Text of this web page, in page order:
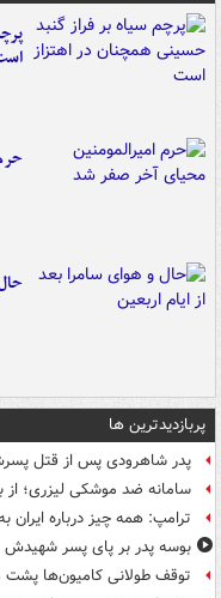
پربازدیدترین ها
پدر شاهرودی پس از قتل
سامانه ضد موشکی لیزری؛ از
ترامپ: همه چیز درباره
بوسه‌ پدر بر پای پسر شهیدش
توقف طولانی کامیون‌ها